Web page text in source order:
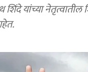
यांच्या नेतृत्वातील